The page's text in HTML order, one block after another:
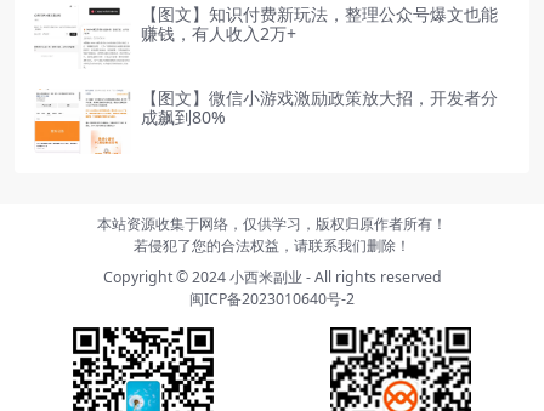
【图文】知识付费新玩法，整理公众号爆文也能
赚钱，有人收入2万+
【图文】微信小游戏激励政策放大招，开发者分
成飙到80%
本站资源收集于网络，仅供学习，版权归原作者所有！
若侵犯了您的合法权益，请联系我们删除！
Copyright © 2024小西米副业 - All rights reserved
闽ICP备2023010640号-2